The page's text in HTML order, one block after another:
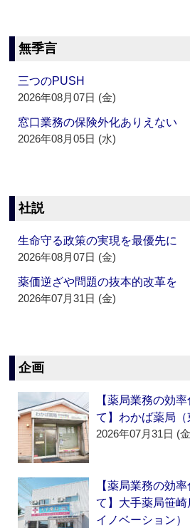
無季言
三つのPUSH
2026年08月07日 (金)
窓口業務の保険外化ありえない
2026年08月05日 (水)
社説
生命守る政策の実現を最優先に
2026年08月07日 (金)
薬価逆ざや問題の抜本的改革を
2026年07月31日 (金)
企画
【薬局業務の効
て】わかば薬局（
2026年07月31日 (
【薬局業務の効
て】大手薬局笹
イノベーション）